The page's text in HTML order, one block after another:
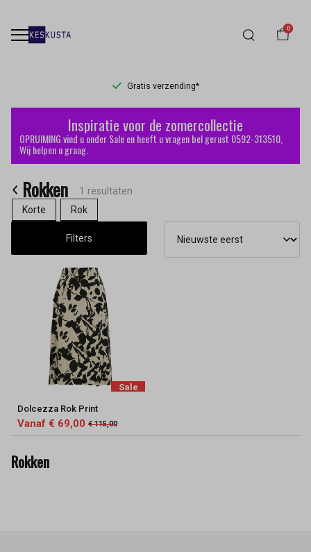
0
Gratis verzending*
Rokken
Keskusta
Inspiratie voor de zomercollectie
OPRUIMING vind u onder Sale en heeft u vragen bel gerust 0592-313510,
Wij helpen u graag.
Rokken
1 resultaten
Korte
Rok
Filters
Sale
Dolcezza Rok Print
Vanaf € 69,00 € 115,00
Rokken